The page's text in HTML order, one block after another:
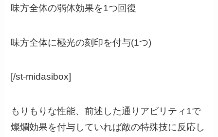
味方全体の弱体効果を1つ回復
味方全体に極光の刻印を付与(1つ)
[/st-midasibox]
もりもりな性能、前述した通りアビリティ1で
燦爛効果を付与していれば敵の特殊技に反応し